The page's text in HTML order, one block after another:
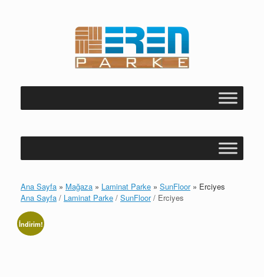
Ana Sayfa » Mağaza » Laminat Parke » SunFloor » Erciyes
Ana Sayfa / Laminat Parke / SunFloor/ Erciyes
İndirim!